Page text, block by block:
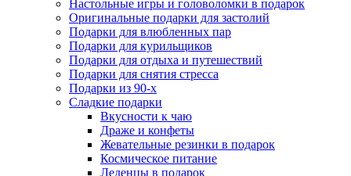
Настольные игры и головоломки в подарок
Оригинальные подарки для застолий
Подарки для влюбленных пар
Подарки для курильщиков
Подарки для отдыха и путешествий
Подарки для снятия стресса
Подарки из 90-х
Сладкие подарки
Вкусности к чаю
Драже и конфеты
Жевательные резинки в подарок
Космическое питание
Леденцы в подарок